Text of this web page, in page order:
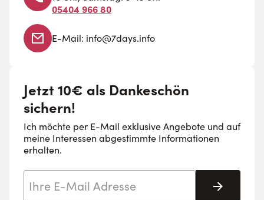
05404 966 80
E-Mail: info@7days.info
Jetzt 10€ als Dankeschön
sichern!
Ich möchte per E-Mail exklusive Angebote und auf
meine Interessen abgestimmte Informationen
erhalten.